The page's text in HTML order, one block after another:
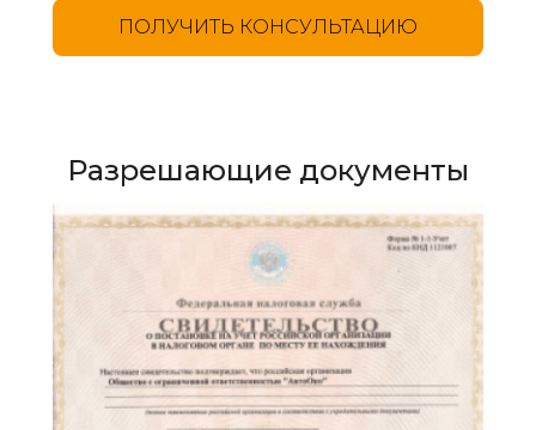
ПОЛУЧИТЬ КОНСУЛЬТАЦИЮ
Разрешающие документы